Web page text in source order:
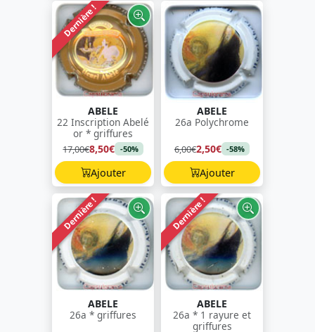
Dernière !
ABELE
22 Inscription Abelé
or * griffures
17,00€8,50€ -50%
Ajouter
ABELE
26a Polychrome
6,00€2,50€ -58%
Ajouter
Dernière !
ABELE
26a * griffures
Dernière !
ABELE
26a * 1 rayure et
griffures